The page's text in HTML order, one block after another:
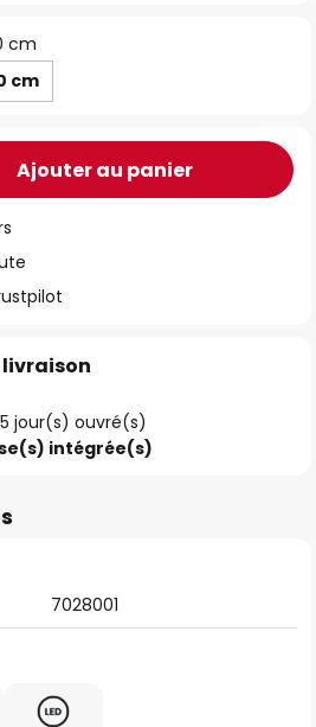
cm
cm
Ajouter au panier
jour(s) ouvré(s)
intégrée(s)
7028001